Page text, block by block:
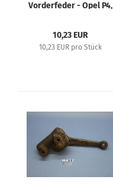
Vorderfeder - Opel P4,
Liter, Blitz 1,5 to
10,23 EUR
10,23 EUR pro Stück